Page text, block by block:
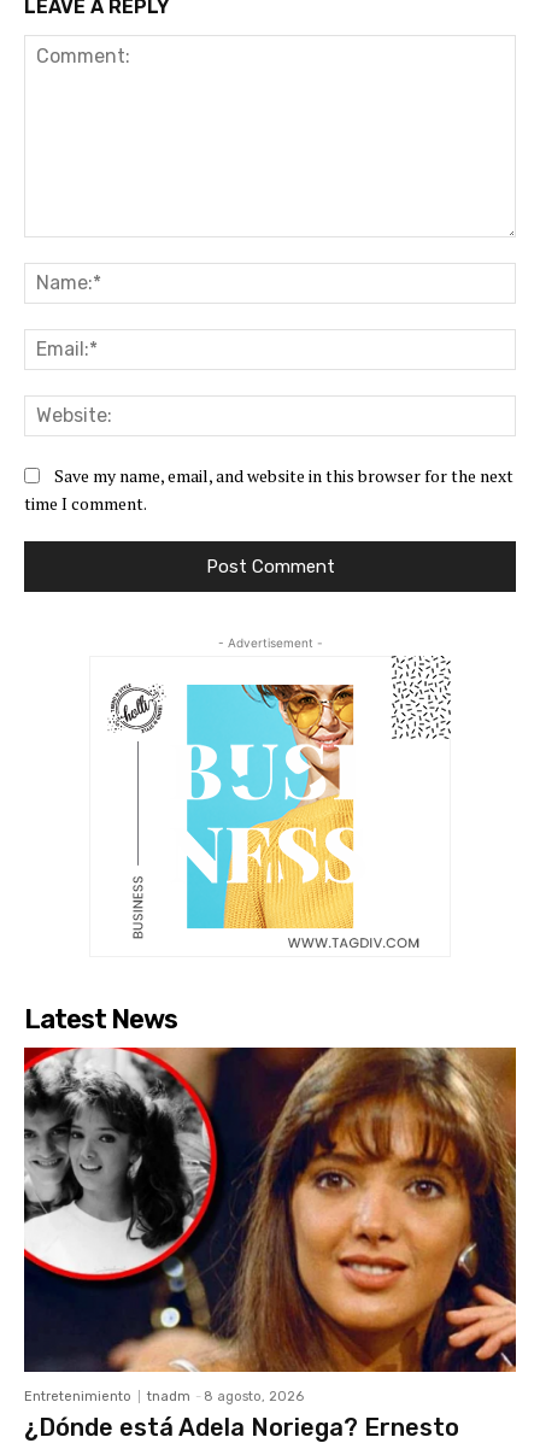
LEAVE A REPLY
Save my name, email, and website in this browser for the next
time I comment.
- Advertisement -
Latest News
Entretenimiento tnadm - 8 agosto, 2026
¿Dónde está Adela Noriega? Ernesto